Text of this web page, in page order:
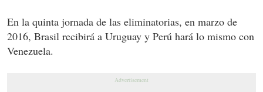
En la quinta jornada de las eliminatorias, en marzo de
2016, Brasil recibirá a Uruguay y Perú hará lo mismo con
Venezuela.